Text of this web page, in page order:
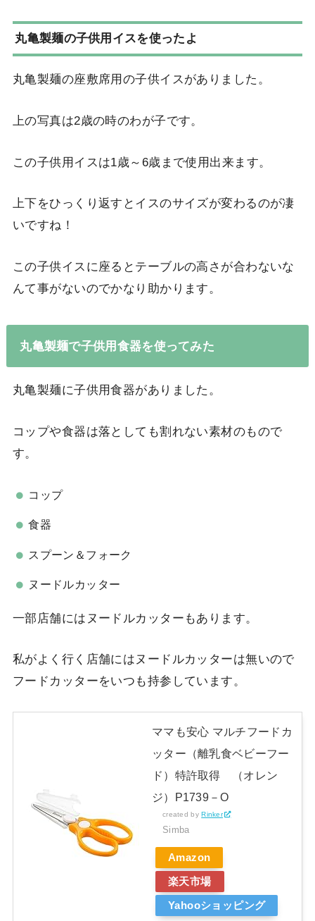
丸亀製麺の子供用イスを使ったよ
丸亀製麺の座敷席用の子供イスがありました。
上の写真は2歳の時のわが子です。
この子供用イスは1歳～6歳まで使用出来ます。
上下をひっくり返すとイスのサイズが変わるのが凄
いですね！
この子供イスに座るとテーブルの高さが合わないな
んて事がないのでかなり助かります。
丸亀製麺で子供用食器を使ってみた
丸亀製麺に子供用食器がありました。
コップや食器は落としても割れない素材のもので
す。
コップ
食器
スプーン＆フォーク
ヌードルカッター
一部店舗にはヌードルカッターもあります。
私がよく行く店舗にはヌードルカッターは無いので
フードカッターをいつも持参しています。
ママも安心 マルチフードカ
ッター（離乳食ベビーフー
ド）特許取得 （オレン
ジ）P1739－O
created byRinker
Simba
Amazon
楽天市場
Yahooショッピング